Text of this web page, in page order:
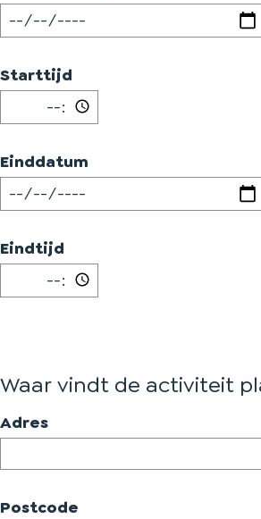
r
Starttijd
Einddatum
Eindtijd
Waar vindt de activiteit
Adres
Postcode